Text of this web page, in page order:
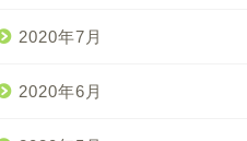
2020年7月
2020年6月